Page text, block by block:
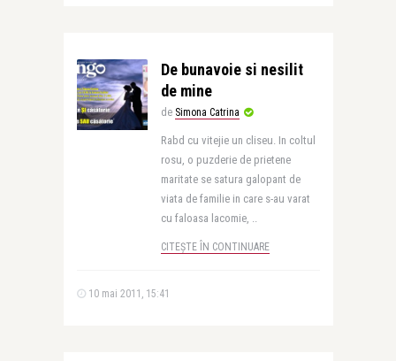
De bunavoie si nesilit
de mine
de Simona Catrina
Rabd cu vitejie un cliseu. In coltul
rosu, o puzderie de prietene
maritate se satura galopant de
viata de familie in care s-au varat
cu faloasa lacomie, ..
CITEȘTE ÎN CONTINUARE
10 mai 2011, 15:41